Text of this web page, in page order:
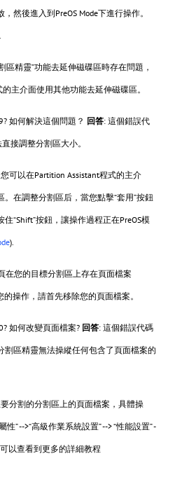
然後進入到PreOS Mode下進行操作。
區精靈”功能去延伸磁碟區時存在問題，
主介面使用其他功能去延伸磁碟區。
如何解決這個問題？ 回答: 這個錯誤代
接調整分割區大小。
可以在Partition Assistant程式的主介
在調整分割區后，當您點擊“套用”按鈕
“Shift”按鈕，讓操作過程正在PreOS模
).
在您的目標分割區上存在頁面檔案
的操作，請首先移除您的頁面檔案。
如何改變頁面檔案? 回答: 這個錯誤代碼
割區精靈無法操縱任何包含了頁面檔案的
分割的分割區上的頁面檔案，具體操
” -->“高級作業系統設置” --> “性能設置” -
可以查看到更多的詳細教程